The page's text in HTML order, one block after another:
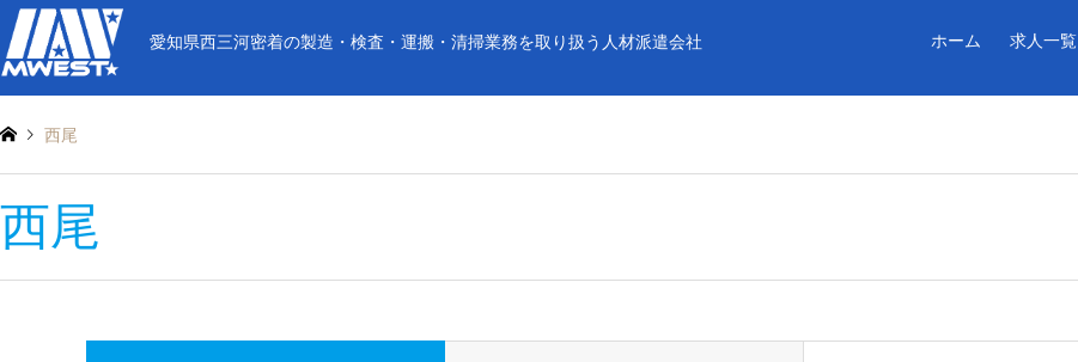
愛知県西三河密着の製造・検査・運搬・清掃業務を取り扱う人材派遣会社 ホーム 求人一覧
西尾
西尾